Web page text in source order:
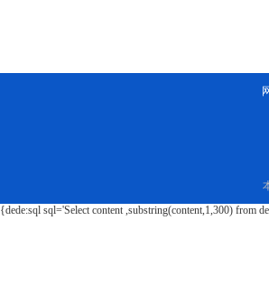
{dede:sql sql='Select content ,substring(content,1,300) from